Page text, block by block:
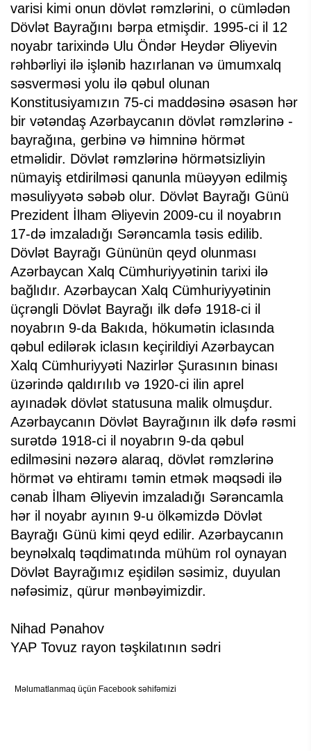
varisi kimi onun dövlət rəmzlərini, o cümlədən
Dövlət Bayrağını bərpa etmişdir. 1995-ci il 12
noyabr tarixində Ulu Öndər Heydər Əliyevin
rəhbərliyi ilə işlənib hazırlanan və ümumxalq
səsverməsi yolu ilə qəbul olunan
Konstitusiyamızın 75-ci maddəsinə əsasən hər
bir vətəndaş Azərbaycanın dövlət rəmzlərinə -
bayrağına, gerbinə və himninə hörmət
etməlidir. Dövlət rəmzlərinə hörmətsizliyin
nümayiş etdirilməsi qanunla müəyyən edilmiş
məsuliyyətə səbəb olur. Dövlət Bayrağı Günü
Prezident İlham Əliyevin 2009-cu il noyabrın
17-də imzaladığı Sərəncamla təsis edilib.
Dövlət Bayrağı Gününün qeyd olunması
Azərbaycan Xalq Cümhuriyyətinin tarixi ilə
bağlıdır. Azərbaycan Xalq Cümhuriyyətinin
üçrəngli Dövlət Bayrağı ilk dəfə 1918-ci il
noyabrın 9-da Bakıda, hökumətin iclasında
qəbul edilərək iclasın keçirildiyi Azərbaycan
Xalq Cümhuriyyəti Nazirlər Şurasının binası
üzərində qaldırılıb və 1920-ci ilin aprel
ayınadək dövlət statusuna malik olmuşdur.
Azərbaycanın Dövlət Bayrağının ilk dəfə rəsmi
surətdə 1918-ci il noyabrın 9-da qəbul
edilməsini nəzərə alaraq, dövlət rəmzlərinə
hörmət və ehtiramı təmin etmək məqsədi ilə
cənab İlham Əliyevin imzaladığı Sərəncamla
hər il noyabr ayının 9-u ölkəmizdə Dövlət
Bayrağı Günü kimi qeyd edilir. Azərbaycanın
beynəlxalq təqdimatında mühüm rol oynayan
Dövlət Bayrağımız eşidilən səsimiz, duyulan
nəfəsimiz, qürur mənbəyimizdir.
Nihad Pənahov
YAP Tovuz rayon təşkilatının sədri
Məlumatlanmaq üçün Facebook səhifəmizi